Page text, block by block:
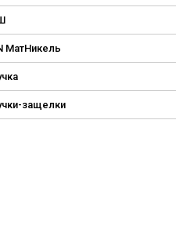
МатНикель
защелки